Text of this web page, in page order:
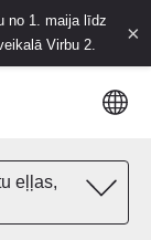
no 1. maija līdz
Virbu 2.
×
eļļas,